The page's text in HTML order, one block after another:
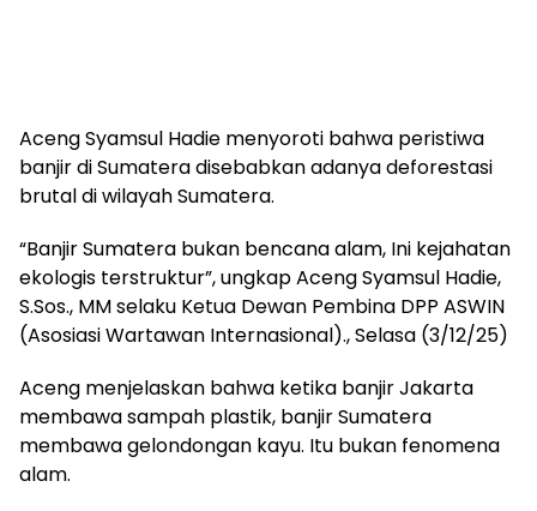
Aceng Syamsul Hadie menyoroti bahwa peristiwa
banjir di Sumatera disebabkan adanya deforestasi
brutal di wilayah Sumatera.
“Banjir Sumatera bukan bencana alam, Ini kejahatan
ekologis terstruktur”, ungkap Aceng Syamsul Hadie,
S.Sos., MM selaku Ketua Dewan Pembina DPP ASWIN
(Asosiasi Wartawan Internasional)., Selasa (3/12/25)
Aceng menjelaskan bahwa ketika banjir Jakarta
membawa sampah plastik, banjir Sumatera
membawa gelondongan kayu. Itu bukan fenomena
alam.